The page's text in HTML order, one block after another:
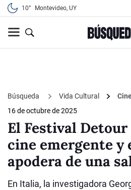
10° Montevideo, UY
Búsqueda Vida Cultural
16 de octubre de 2025
El Festival
cine emergente y
apodera de una
En Italia, la investigadora